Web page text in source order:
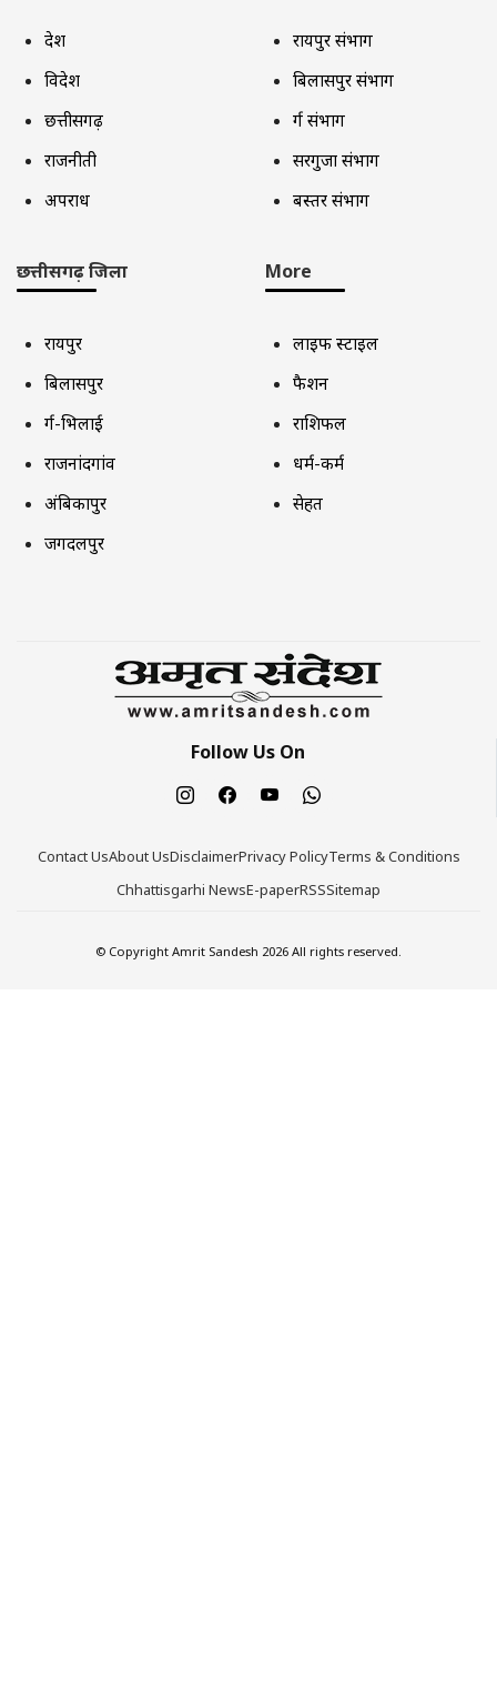
देश
विदेश
छत्तीसगढ़
राजनीती
अपराध
रायपुर संभाग
बिलासपुर संभाग
दुर्ग संभाग
सरगुजा संभाग
बस्तर संभाग
छत्तीसगढ़ जिला
रायपुर
बिलासपुर
दुर्ग-भिलाई
राजनांदगांव
अंबिकापुर
जगदलपुर
More
लाइफ स्टाइल
फैशन
राशिफल
धर्म-कर्म
सेहत
Follow Us On
Contact UsAbout UsDisclaimerPrivacy PolicyTerms & Conditions
Chhattisgarhi NewsE-paperRSSSitemap
© Copyright Amrit Sandesh 2026 All rights reserved.